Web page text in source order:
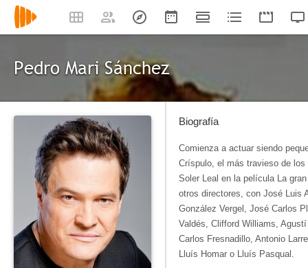
Pedro Mari Sánchez
Biografía
Comienza a actuar siendo
Críspulo, el más travieso de
Soler Leal en la película La
otros directores, con José Luis
González Vergel, José Carlos
Valdés, Clifford Williams,
Carlos Fresnadillo, Antonio
Lluís Homar o Lluís Pasqual.